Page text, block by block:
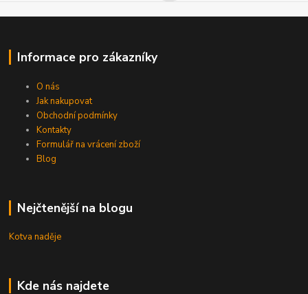
Informace pro zákazníky
O nás
Jak nakupovat
Obchodní podmínky
Kontakty
Formulář na vrácení zboží
Blog
Nejčtenější na blogu
Kotva naděje
Kde nás najdete